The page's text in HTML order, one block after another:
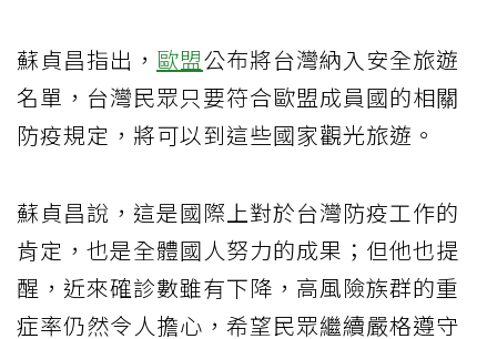
蘇貞昌指出， 歐盟公布將台灣納入安全旅遊
名單，台灣民眾只要符合歐盟成員國的相關
防疫規定，將可以到這些國家觀光旅遊。
蘇貞昌說，這是國際上對於台灣防疫工作的
肯定，也是全體國人努力的成果；但他也提
醒，近來確診數雖有下降，高風險族群的重
症率仍然令人擔心，希望民眾繼續嚴格遵守